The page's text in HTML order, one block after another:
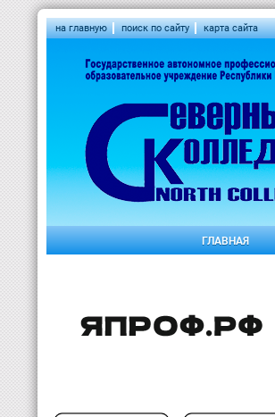
на главную поиск по сайту карта сайта
ГЛАВНАЯ